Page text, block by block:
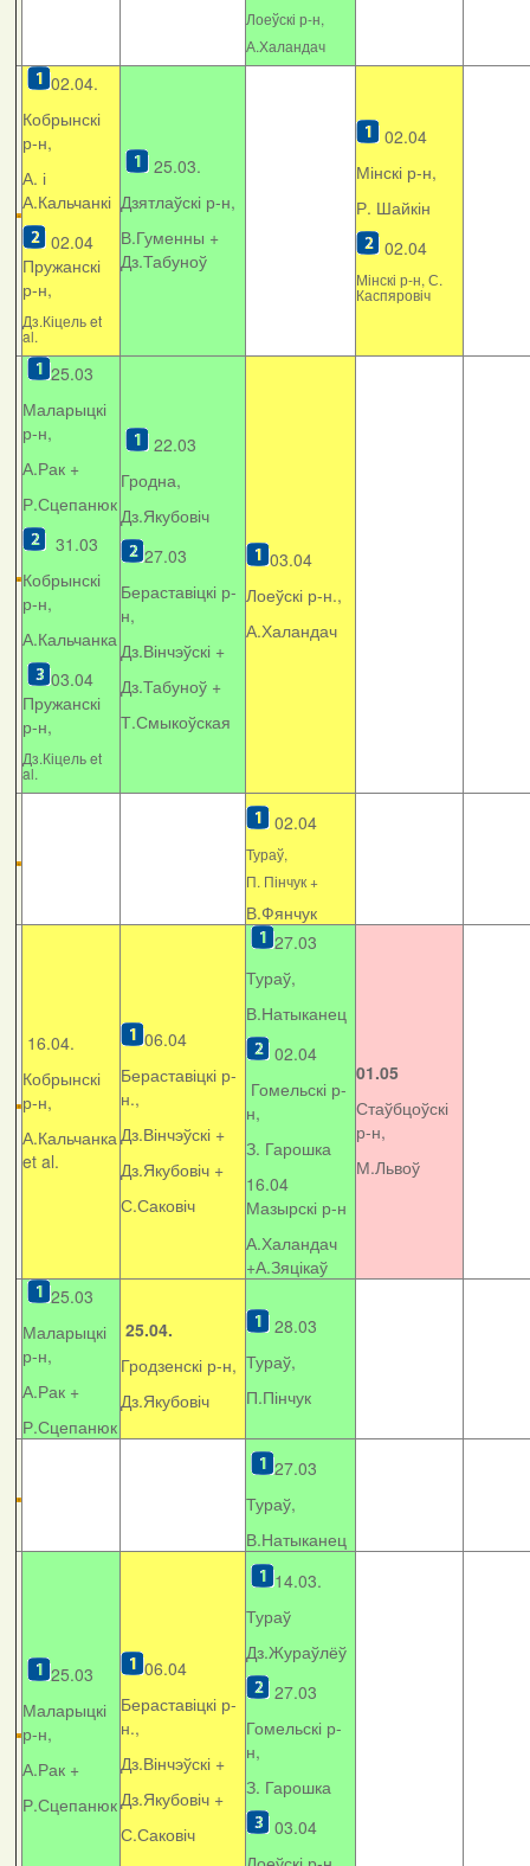
Лоеўскі р-н,
А.Халандач
02.04.
Кобрынскі
р-н,
А. і
А.Кальчанкі
02.04
Пружанскі
р-н,
Дз.Кіцель et
al.
25.03.
Дзятлаўскі р-н,
В.Гуменны +
Дз.Табуноў
02.04
Мінскі р-н,
Р. Шайкін
02.04
Мінскі р-н, С.
Каспяровіч
25.03
Маларыцкі
р-н,
А.Рак +
Р.Сцепанюк
31.03
Кобрынскі
р-н,
А.Кальчанка
03.04
Пружанскі
р-н,
Дз.Кіцель et
al.
22.03
Гродна,
Дз.Якубовіч
27.03
Бераставіцкі р-
н,
Дз.Вінчэўскі +
Дз.Табуноў +
Т.Смыкоўская
03.04
Лоеўскі р-н.,
А.Халандач
02.04
Тураў,
П. Пінчук +
В.Фянчук
16.04.
Кобрынскі
р-н,
А.Кальчанка
et al.
06.04
Бераставіцкі р-
н.,
Дз.Вінчэўскі +
Дз.Якубовіч +
С.Саковіч
27.03
Тураў,
В.Натыканец
02.04
Гомельскі р-
н,
З. Гарошка
16.04
Мазырскі р-н
А.Халандач
+А.Зяцікаў
01.05
Стаўбцоўскі
р-н,
М.Львоў
25.03
Маларыцкі
р-н,
А.Рак +
Р.Сцепанюк
25.04.
Гродзенскі р-н,
Дз.Якубовіч
28.03
Тураў,
П.Пінчук
27.03
Тураў,
В.Натыканец
25.03
Маларыцкі
р-н,
А.Рак +
Р.Сцепанюк
06.04
Бераставіцкі р-
н.,
Дз.Вінчэўскі +
Дз.Якубовіч +
С.Саковіч
14.03.
Тураў
Дз.Жураўлёў
27.03
Гомельскі р-
н,
З. Гарошка
03.04